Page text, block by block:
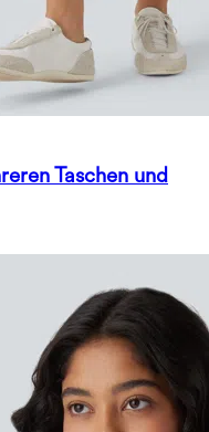
Taschen und